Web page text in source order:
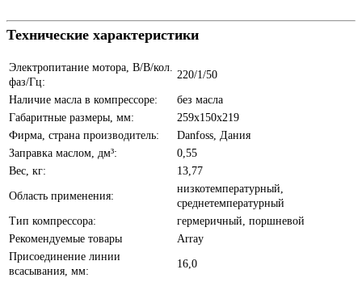
Технические характеристики
Электропитание мотора, В/В/кол.
фаз/Гц:
220/1/50
Наличие масла в компрессоре:
без масла
Габаритные размеры, мм:
259х150х219
Фирма, страна производитель:
Danfoss, Дания
Заправка маслом, дм³:
0,55
Вес, кг:
13,77
Область применения:
низкотемпературный,
среднетемпературный
Тип компрессора:
гермеричный, поршневой
Рекомендуемые товары
Array
Присоединение линии
всасывания, мм:
16,0